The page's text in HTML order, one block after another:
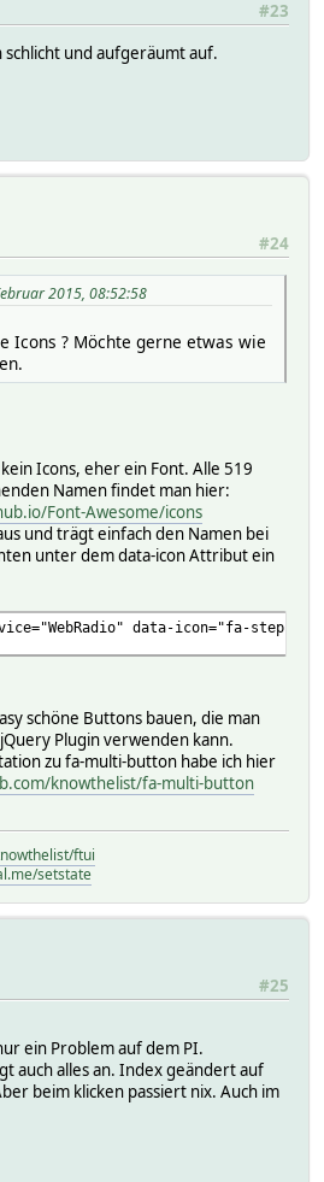
desired-temp,measured-
dn
FHEM/
#23
schlicht und aufgeräumt auf.
#24
2015, 08:52:58
Icons ? Möchte gerne etwas wie
Icons, eher ein Font. Alle 519
Namen findet man hier:
Font-Awesome/icons
und trägt einfach den Namen bei
unter dem data-icon Attribut ein
data-icon="fa-step-
schöne Buttons bauen, die man
Plugin verwenden kann.
zu fa-multi-button habe ich hier
knowthelist/fa-multi-button
ftui
setstate
#25
ein Problem auf dem PI.
auch alles an. Index geändert auf
beim klicken passiert nix. Auch im